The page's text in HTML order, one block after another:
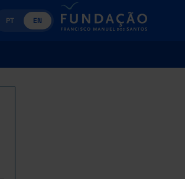
PT EN